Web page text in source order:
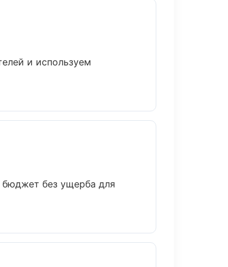
и используем
без ущерба для